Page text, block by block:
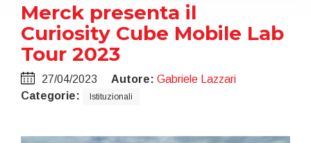
Merck presenta il
Curiosity Cube Mobile Lab
Tour 2023
27/04/2023 Autore: Gabriele Lazzari
Categorie:
Istituzionali